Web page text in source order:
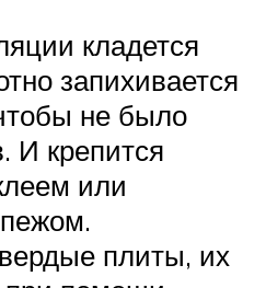
кладется
запихивается
не было
И крепится
или
плиты, их